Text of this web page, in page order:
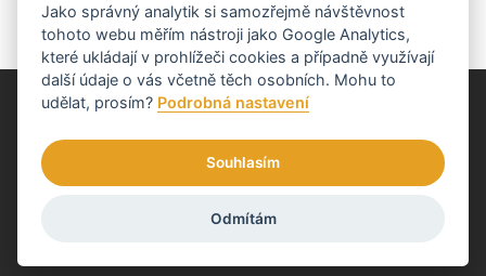
přesahem do webové analytikynastavuje měření, vyhodnocuje data,
řídí PPC kampaně a pomáhám podnikatelům s rozhodováním na
základě dat.
Jako správný analytik si samozřejmě návštěvnost
tohoto webu měřím nástroji jako Google Analytics,
které ukládají v prohlížeči cookies a případně využívají
další údaje o vás včetně těch osobních. Mohu to
udělat, prosím? Podrobná nastavení
Souhlasím
Odmítám